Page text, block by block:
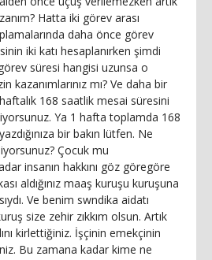
Hatta iki görev arası
daha önce görev
iki katı hesaplanırken şimdi
süresi hangisi uzunsa o
kazanımlarınız mı? Ve daha bir
168 saatlik mesai süresini
Ya 1 hafta toplamda 168
bir bakın lütfen. Ne
Çocuk mu
insanın hakkını göz göregöre
aldığınız maaş kuruşu kuruşuna
Ve benim swndika aidatı
size zehir zıkkım olsun. Artık
kirlettiğiniz. İşçinin emekçinin
Bu zamana kadar kime ne